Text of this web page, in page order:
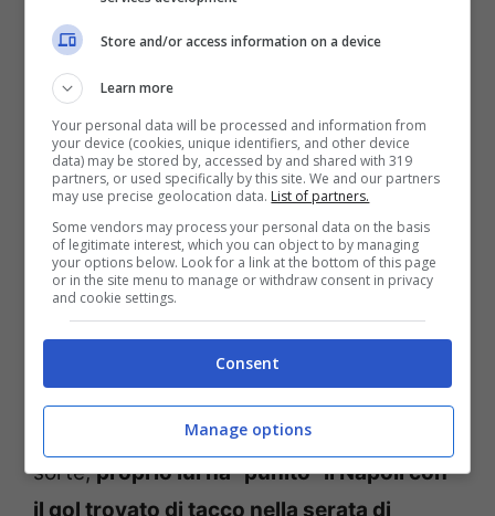
Calciomercato, colpo Dan Ndoye – Stopandgoal.com (La
Presse)
Chi prende Dan Ndoye?
Mai una stagione così, il
club si è convinto
A gennaio ha tentennato e, ironia della
sorte,proprio lui ha “punito” il Napoli con
il gol trovato di tacco nella serata di
Store and/or access information on a device
Learn more
Your personal data will be processed and information from
your device (cookies, unique identifiers, and other device
data) may be stored by, accessed by and shared with 319
partners, or used specifically by this site. We and our partners
may use precise geolocation data. List of partners.
Some vendors may process your personal data on the basis
of legitimate interest, which you can object to by managing
your options below. Look for a link at the bottom of this page
or in the site menu to manage or withdraw consent in privacy
and cookie settings.
Consent
Manage options